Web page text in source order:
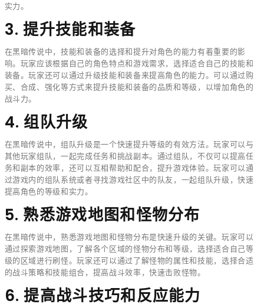
实力。
3. 提升技能和装备
在黑暗传说中，技能和装备的选择和提升对角色的能力有着重要的影
响。玩家应该根据自己的角色特点和游戏需求，选择适合自己的技能和
装备。玩家还可以通过升级技能和装备来提高角色的能力。可以通过购
买、合成、强化等方式来提升技能和装备的品质和等级，以增加角色的
战斗力。
4. 组队升级
在黑暗传说中，组队升级是一个快速提升等级的有效方法。玩家可以与
其他玩家组队，一起完成任务和挑战副本。通过组队，不仅可以提高任
务和副本的效率，还可以互相帮助和配合，提升游戏体验。玩家可以通
过游戏内的组队系统或者寻找游戏社区中的队友，一起组队升级，快速
提高角色的等级和实力。
5. 熟悉游戏地图和怪物分布
在黑暗传说中，熟悉游戏地图和怪物分布是快速升级的关键。玩家可以
通过探索游戏地图，了解各个区域的怪物分布和等级，选择适合自己等
级的区域进行刷怪。玩家还可以通过了解怪物的属性和技能，选择合适
的战斗策略和技能组合，提高战斗效率，快速击败怪物。
6. 提高战斗技巧和反应能力